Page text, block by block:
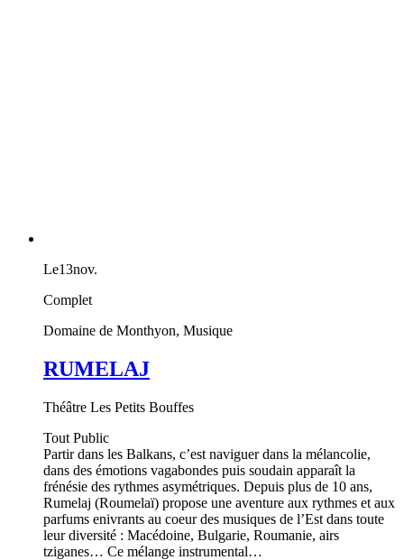
Le13nov.
Complet
Domaine de Monthyon, Musique
RUMELAJ
Théâtre Les Petits Bouffes
Tout Public
Partir dans les Balkans, c’est naviguer dans la mélancolie,
dans des émotions vagabondes puis soudain apparaît la
frénésie des rythmes asymétriques. Depuis plus de 10 ans,
Rumelaj (Roumelaï) propose une aventure aux rythmes et aux
parfums enivrants au coeur des musiques de l’Est dans toute
leur diversité : Macédoine, Bulgarie, Roumanie, airs
tziganes… Ce mélange instrumental…